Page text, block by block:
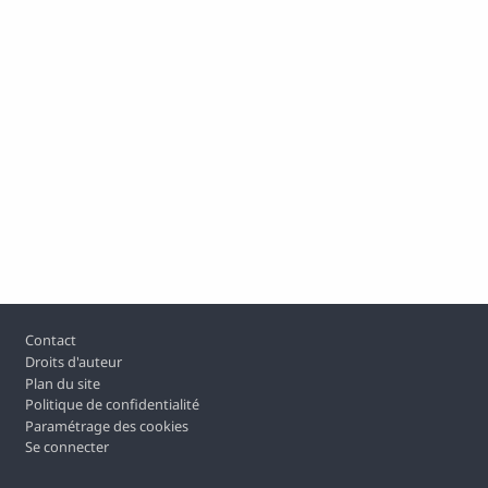
Footer
Contact
Droits d'auteur
Plan du site
Politique de confidentialité
Paramétrage des cookies
Se connecter